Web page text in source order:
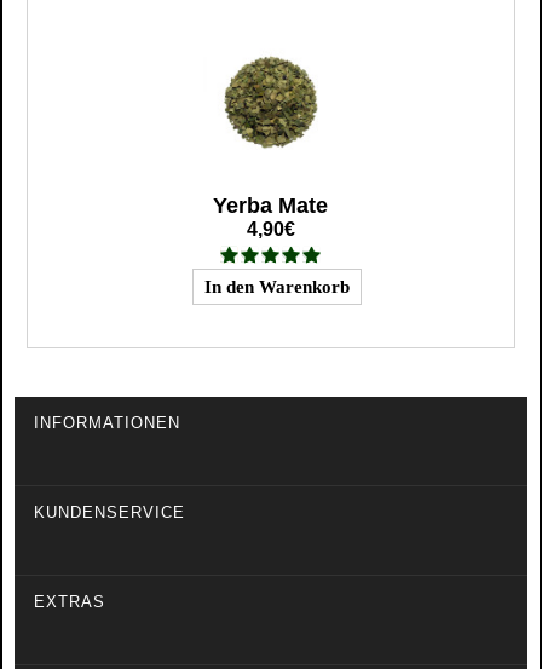
Yerba Mate
4,90€
INFORMATIONEN
KUNDENSERVICE
EXTRAS